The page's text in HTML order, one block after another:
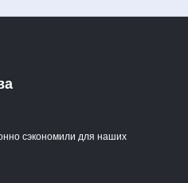
сэкономили для наших